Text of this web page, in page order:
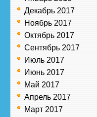
Декабрь 2017
Ноябрь 2017
Октябрь 2017
Сентябрь 2017
Июль 2017
Июнь 2017
Май 2017
Апрель 2017
Март 2017